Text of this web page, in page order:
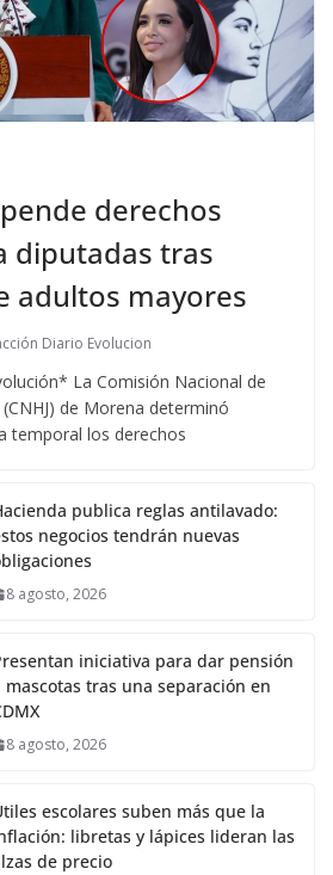
derechos
diputadas tras
adultos mayores
Diario Evolucion
La Comisión Nacional de
de Morena determinó
temporal los derechos
publica reglas antilavado:
negocios tendrán nuevas
8 agosto, 2026
iniciativa para dar pensión
mascotas tras una separación en
8 agosto, 2026
escolares suben más que la
libretas y lápices lideran las
de precio